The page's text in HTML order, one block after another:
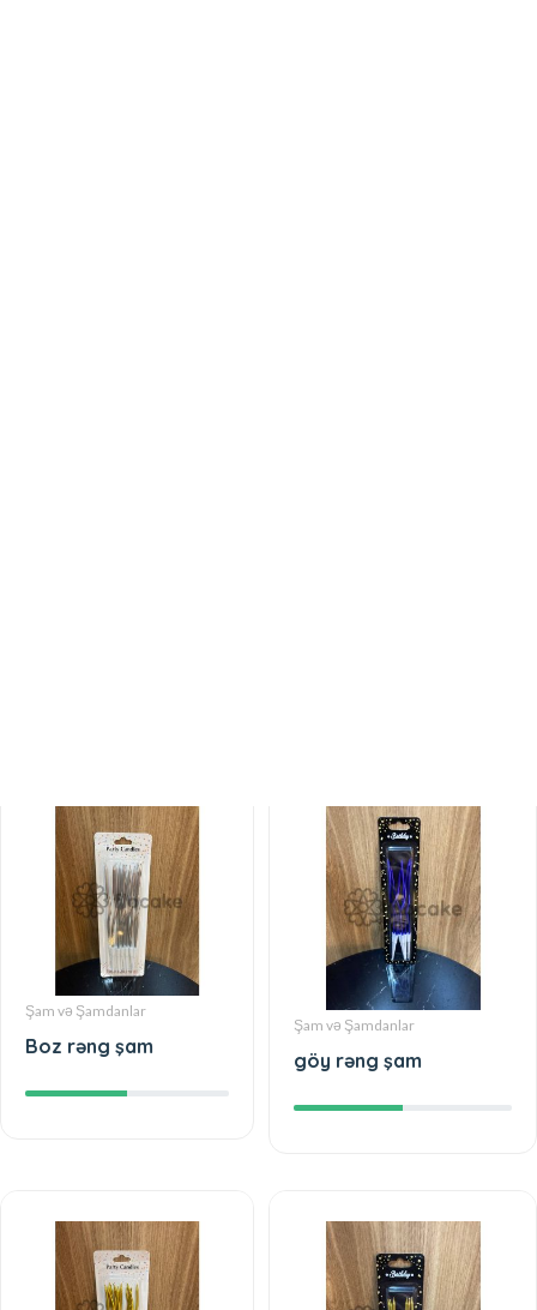
Şam və Şamdanlar
Boz rəng şam
Şam və Şamdanlar
göy rəng şam